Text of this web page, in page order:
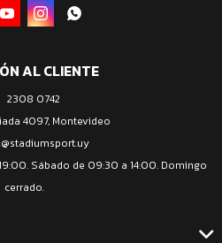
AL CLIENTE
2308 0742
4097, Montevideo
Sábado de 09:30 a 14:00. Domingo
cerrado.
  